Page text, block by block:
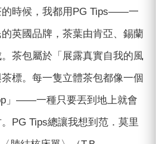
的時候，我都用PG Tips——一
英國品牌，茶葉由肯亞、錫蘭
茶包屬於「展露真實自我的風
標。每一隻立體茶包都像一個
」——一種只要丟到地上就會
PG Tips總讓我想到范．莫里